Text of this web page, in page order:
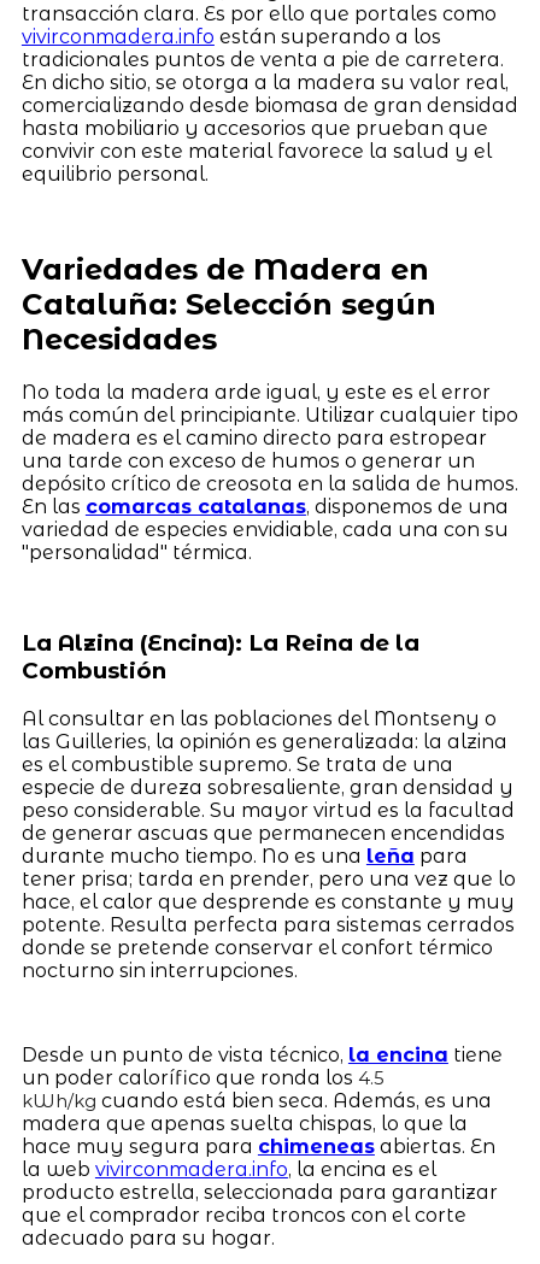
transacción clara. Es por ello que portales como
vivirconmadera.info están superando a los
tradicionales puntos de venta a pie de carretera.
En dicho sitio, se otorga a la madera su valor real,
comercializando desde biomasa de gran densidad
hasta mobiliario y accesorios que prueban que
convivir con este material favorece la salud y el
equilibrio personal.
Variedades de Madera en
Cataluña: Selección según
Necesidades
No toda la madera arde igual, y este es el error
más común del principiante. Utilizar cualquier tipo
de madera es el camino directo para estropear
una tarde con exceso de humos o generar un
depósito crítico de creosota en la salida de humos.
En las comarcas catalanas, disponemos de una
variedad de especies envidiable, cada una con su
"personalidad" térmica.
La Alzina (Encina): La Reina de la
Combustión
Al consultar en las poblaciones del Montseny o
las Guilleries, la opinión es generalizada: la alzina
es el combustible supremo. Se trata de una
especie de dureza sobresaliente, gran densidad y
peso considerable. Su mayor virtud es la facultad
de generar ascuas que permanecen encendidas
durante mucho tiempo. No es una leña para
tener prisa; tarda en prender, pero una vez que lo
hace, el calor que desprende es constante y muy
potente. Resulta perfecta para sistemas cerrados
donde se pretende conservar el confort térmico
nocturno sin interrupciones.
Desde un punto de vista técnico, la encina tiene
un poder calorífico que ronda los 4.5
kWh/kg cuando está bien seca. Además, es una
madera que apenas suelta chispas, lo que la
hace muy segura para chimeneasabiertas. En
la web vivirconmadera.info, la encina es el
producto estrella, seleccionada para garantizar
que el comprador reciba troncos con el corte
adecuado para su hogar.